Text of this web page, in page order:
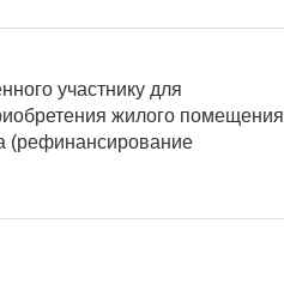
участнику для
жилого помещения
(рефинансирование